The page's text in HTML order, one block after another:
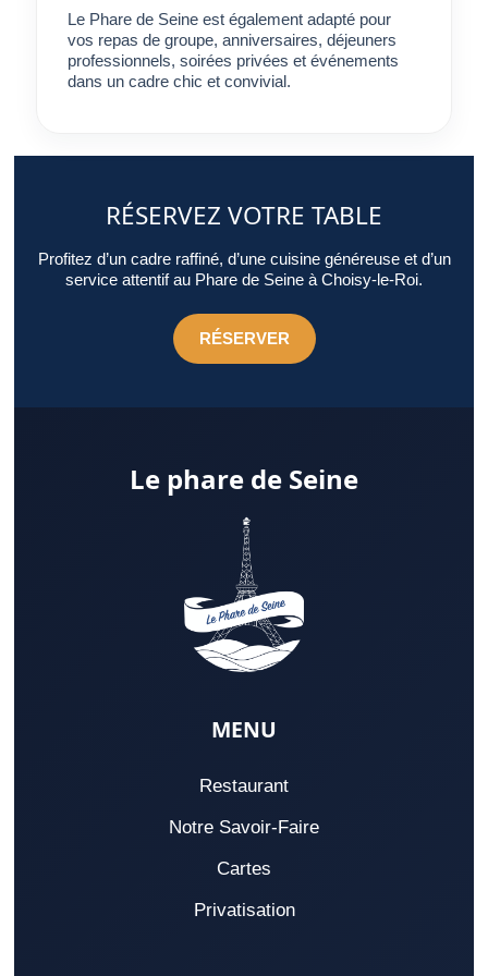
Marne pertinent se distingue finalement par l’expérience qu’il
Le Phare de Seine est également adapté pour
vos repas de groupe, anniversaires, déjeuners
professionnels, soirées privées et événements
dans un cadre chic et convivial.
RÉSERVEZ VOTRE TABLE
Profitez d’un cadre raffiné, d’une cuisine généreuse et d’un
service attentif au Phare de Seine à Choisy-le-Roi.
RÉSERVER
Le phare de Seine
MENU
Restaurant
Notre Savoir-Faire
Cartes
Privatisation